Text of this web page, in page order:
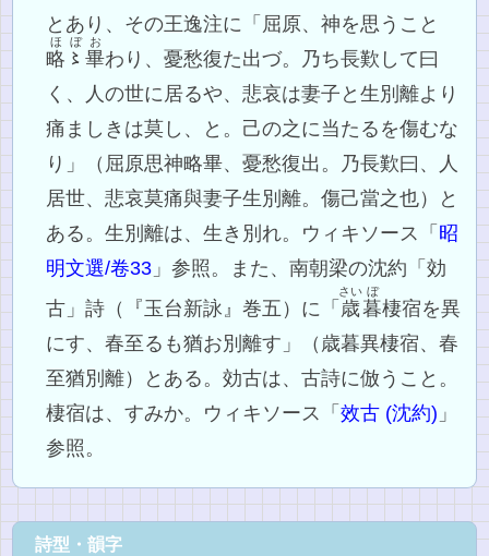
とあり、その王逸注に「屈原、神を思うこと
略〻
ほぼ
畢
お
わり、憂愁復た出づ。乃ち長歎して曰
く、人の世に居るや、悲哀は妻子と生別離より
痛ましきは莫し、と。己の之に当たるを傷むな
り」（屈原思神略畢、憂愁復出。乃長歎曰、人
居世、悲哀莫痛與妻子生別離。傷己當之也）と
ある。生別離は、生き別れ。ウィキソース「 昭
明文選/卷33 」参照。また、南朝梁の沈約「効
古」詩（『玉台新詠』巻五）に「 歳
さい
暮
ぼ
棲宿を異
にす、春至るも猶お別離す」（歳暮異棲宿、春
至猶別離）とある。効古は、古詩に倣うこと。
棲宿は、すみか。ウィキソース「效古 (沈約) 」
参照。
詩型・韻字